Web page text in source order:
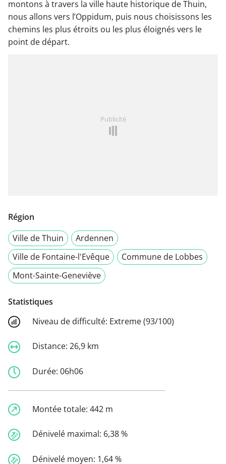
montons à travers la ville haute historique de Thuin,
nous allons vers l’Oppidum, puis nous choisissons les
chemins les plus étroits ou les plus éloignés vers le
point de départ.
Publicité
Région
Ville de Thuin
Ardennen
Ville de Fontaine-l'Evêque
Commune de Lobbes
Mont-Sainte-Geneviève
Statistiques
Niveau de difficulté: Extreme (93/100)
Distance: 26,9 km
Durée: 06h06
Montée totale: 442 m
Dénivelé maximal: 6,38 %
Dénivelé moyen: 1,64 %